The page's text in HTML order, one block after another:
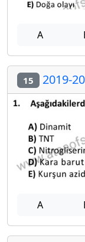
A
15 2019-
A